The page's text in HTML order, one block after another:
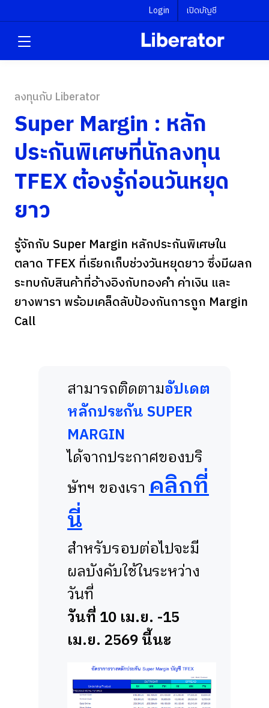
Login เปิดบัญชี
ลงทุนกับ Liberator
Super Margin : หลัก
ประกันพิเศษที่นักลงทุน
TFEX ต้องรู้ก่อนวันหยุด
ยาว
รู้จักกับ Super Margin หลักประกันพิเศษใน
ตลาด TFEX ที่เรียกเก็บช่วงวันหยุดยาว ซึ่งมีผลก
ระทบกับสินค้าที่อ้างอิงกับทองคำ ค่าเงิน และ
ยางพารา พร้อมเคล็ดลับป้องกันการถูก Margin
Call
สามารถติดตามอัปเดต
หลักประกัน SUPER
MARGIN
ได้จากประกาศของบริ
ษัทฯ ของเรา คลิกที่
นี่
สำหรับรอบต่อไปจะมี
ผลบังคับใช้ในระหว่าง
วันที่
วันที่ 10 เม.ย. -15
เม.ย. 2569 นี้นะ